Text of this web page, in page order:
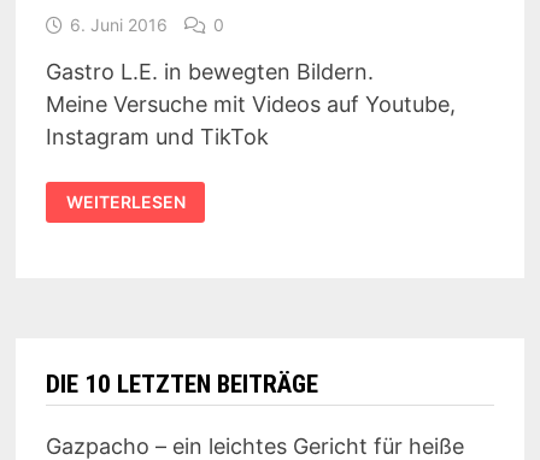
6. Juni 2016 0
Gastro L.E. in bewegten Bildern.
Meine Versuche mit Videos auf Youtube,
Instagram und TikTok
GASTRO
L.E.
IN
WEITERLESEN
DIE 10 LETZTEN BEITRÄGE
Gazpacho – ein leichtes Gericht für heiße